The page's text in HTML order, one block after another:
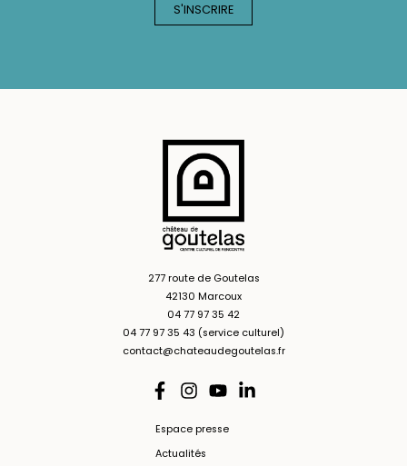
277 route de Goutelas
42130 Marcoux
04 77 97 35 42
04 77 97 35 43 (service culturel)
contact@chateaudegoutelas.fr
Espace presse
Actualités